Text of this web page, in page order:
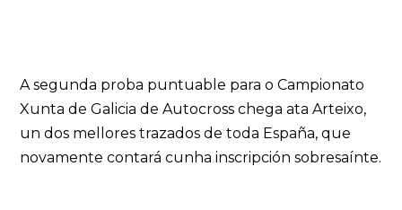
A segunda proba puntuable para o Campionato
Xunta de Galicia de Autocross chega ata Arteixo,
un dos mellores trazados de toda España, que
novamente contará cunha inscripción sobresaínte.